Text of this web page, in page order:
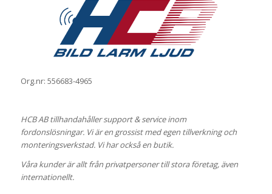
Org.nr: 556683-4965
HCB AB tillhandahåller support & service inom
fordonslösningar. Vi är en grossist med egen tillverkning och
monteringsverkstad. Vi har också en butik.
Våra kunder är allt från privatpersoner till stora företag, även
internationellt.